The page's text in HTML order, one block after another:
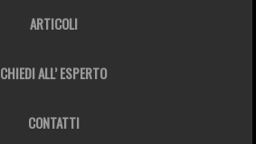
ARTICOLI
CHIEDI ALL’ ESPERTO
CONTATTI